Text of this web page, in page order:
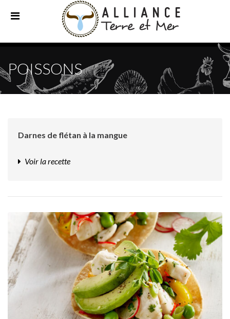
POISSONS
Darnes de flétan à la mangue
Voir la recette